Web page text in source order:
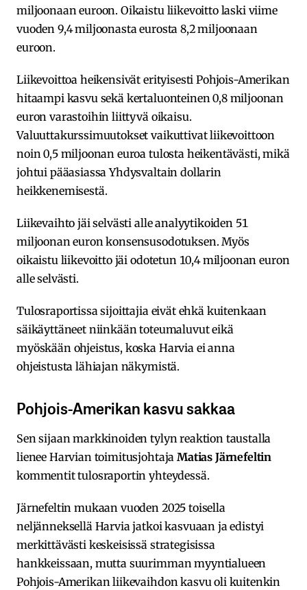
miljoonaan euroon. Oikaistu liikevoitto laski viime
vuoden 9,4 miljoonasta eurosta 8,2 miljoonaan
euroon.
Liikevoittoa heikensivät erityisesti Pohjois-Amerikan
hitaampi kasvu sekä kertaluonteinen 0,8 miljoonan
euron varastoihin liittyvä oikaisu.
Valuuttakurssimuutokset vaikuttivat liikevoittoon
noin 0,5 miljoonan euroa tulosta heikentävästi, mikä
johtui pääasiassa Yhdysvaltain dollarin
heikkenemisestä.
Liikevaihto jäi selvästi alle analyytikoiden 51
miljoonan euron konsensusodotuksen. Myös
oikaistu liikevoitto jäi odotetun 10,4 miljoonan euron
alle selvästi.
Tulosraportissa sijoittajia eivät ehkä kuitenkaan
säikäyttäneet niinkään toteumaluvut eikä
myöskään ohjeistus, koska Harvia ei anna
ohjeistusta lähiajan näkymistä.
Pohjois-Amerikan kasvu sakkaa
Sen sijaan markkinoiden tylyn reaktion taustalla
lienee Harvian toimitusjohtajaMatias Järnefeltin
kommentit tulosraportin yhteydessä.
Järnefeltin mukaan vuoden 2025 toisella
neljänneksellä Harvia jatkoi kasvuaan ja edistyi
merkittävästi keskeisissä strategisissa
hankkeissaan, mutta suurimman myyntialueen
Pohjois-Amerikan liikevaihdon kasvu oli kuitenkin